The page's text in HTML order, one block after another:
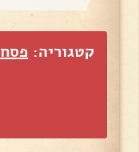
קטגוריה: פסח